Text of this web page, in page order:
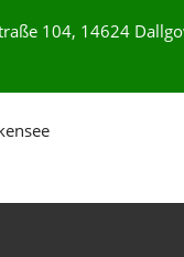
104, 14624